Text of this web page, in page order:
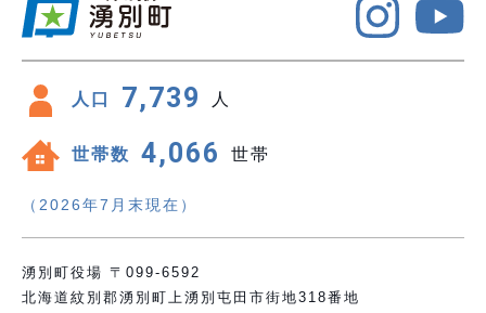
人口 7,739 人
世帯数 4,066 世帯
（2026年7月末現在）
湧別町役場 〒099-6592
北海道紋別郡湧別町上湧別屯田市街地318番地